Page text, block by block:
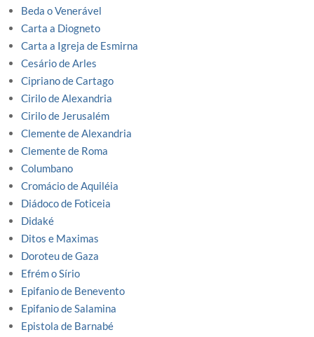
Beda o Venerável
Carta a Diogneto
Carta a Igreja de Esmirna
Cesário de Arles
Cipriano de Cartago
Cirilo de Alexandria
Cirilo de Jerusalém
Clemente de Alexandria
Clemente de Roma
Columbano
Cromácio de Aquiléia
Diádoco de Foticeia
Didaké
Ditos e Maximas
Doroteu de Gaza
Efrém o Sírio
Epifanio de Benevento
Epifanio de Salamina
Epistola de Barnabé